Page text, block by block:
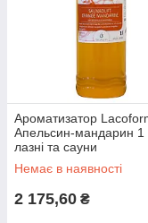
Ароматизатор
Апельсин-мандарин 1
лазні та сауни
Немає в наявності
2 175,60 ₴